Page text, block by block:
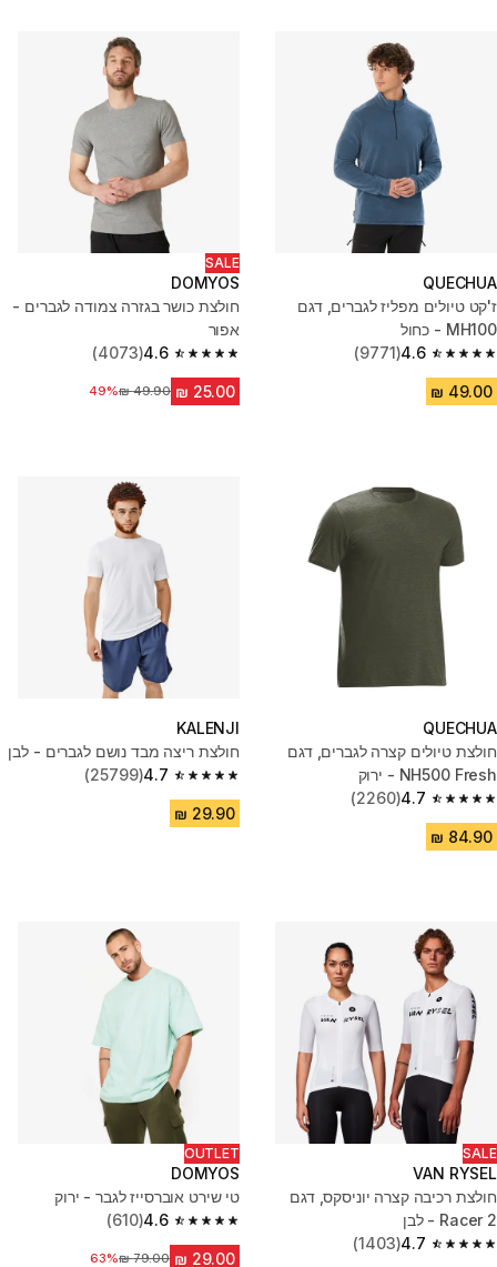
QUECHUA
ז'קט טיולים מפליז לגברים, דגם
MH100 - כחול
4.6
4.6 out of 5 stars from 9771 reviews
(9771)
SALE
DOMYOS
חולצת כושר בגזרה צמודה לגברים -
אפור
4.6
4.6 out of 5 stars from 4073 reviews
(4073)
מחיר לפני הנחה‏49.90 ₪
49%
QUECHUA
חולצת טיולים קצרה לגברים, דגם
NH500 Fresh - ירוק
4.7
4.7 out of 5 stars from 2260 reviews
(2260)
KALENJI
חולצת ריצה מבד נושם לגברים - לבן
4.7
4.7 out of 5 stars from 25799 reviews
(25799)
SALE
VAN RYSEL
חולצת רכיבה קצרה יוניסקס, דגם
Racer 2 - לבן
4.7
4.7 out of 5 stars from 1403 reviews
(1403)
OUTLET
DOMYOS
טי שירט אוברסייז לגבר - ירוק
4.6
4.6 out of 5 stars from 610 reviews
(610)
מחיר לפני הנחה‏79.00 ₪
63%